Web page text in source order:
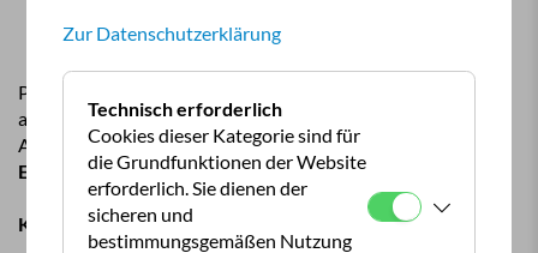
Nächtigungstaxe
Preis für einen Stellplatz für 2 Erwachsene inkl. ÖCC-Rabatt,
allen angeführten Leistungen, Eintritten und Transport nach
Arbesbach und Rappottenstein für 2 Erwachsene: 499,00
EUR
Kind 5-14 Jahre: + 169,00 EUR
Zur Datenschutzerklärung
Technisch erforderlich
Cookies dieser Kategorie sind für
die Grundfunktionen der Website
erforderlich. Sie dienen der
sicheren und
bestimmungsgemäßen Nutzung